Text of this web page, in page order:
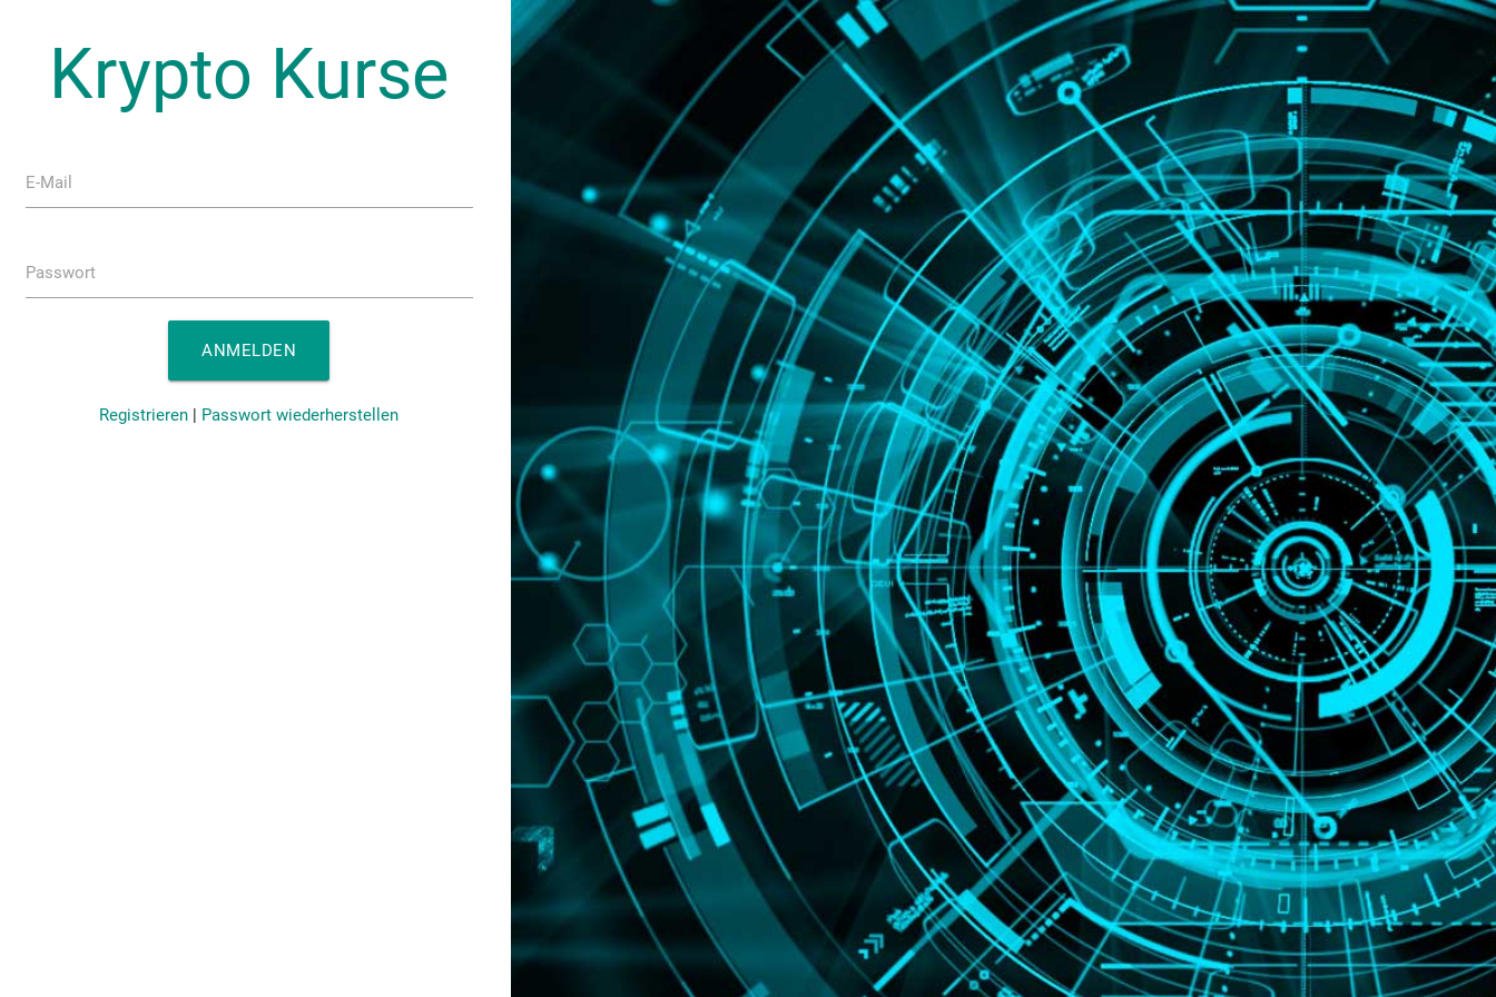
Krypto Kurse
E-Mail
Passwort
ANMELDEN
Registrieren | Passwort wiederherstellen